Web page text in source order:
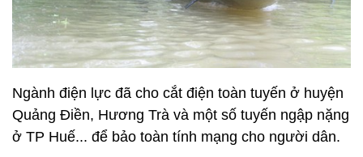
Ngành điện lực đã cho cắt điện toàn tuyến ở huyện
Quảng Điền, Hương Trà và một số tuyến ngập nặng
ở TP Huế... để bảo toàn tính mạng cho người dân.